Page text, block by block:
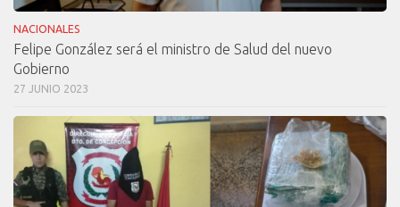
NACIONALES
Felipe González será el ministro de Salud del nuevo
Gobierno
27 JUNIO 2023